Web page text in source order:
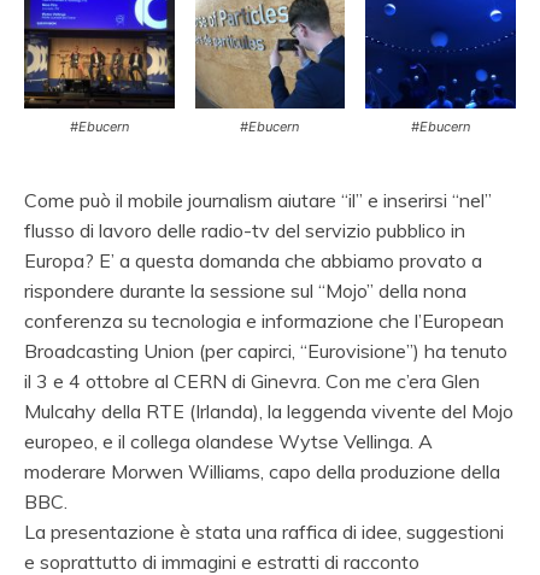
#Ebucern #Ebucern #Ebucern
Come può il mobile journalism aiutare “il” e inserirsi “nel”
flusso di lavoro delle radio-tv del servizio pubblico in
Europa? E’ a questa domanda che abbiamo provato a
rispondere durante la sessione sul “Mojo” della nona
conferenza su tecnologia e informazione che l’European
Broadcasting Union (per capirci, “Eurovisione”) ha tenuto
il 3 e 4 ottobre al CERN di Ginevra. Con me c’era Glen
Mulcahy della RTE (Irlanda), la leggenda vivente del Mojo
europeo, e il collega olandese Wytse Vellinga. A
moderare Morwen Williams, capo della produzione della
BBC.
La presentazione è stata una raffica di idee, suggestioni
e soprattutto di immagini e estratti di racconto